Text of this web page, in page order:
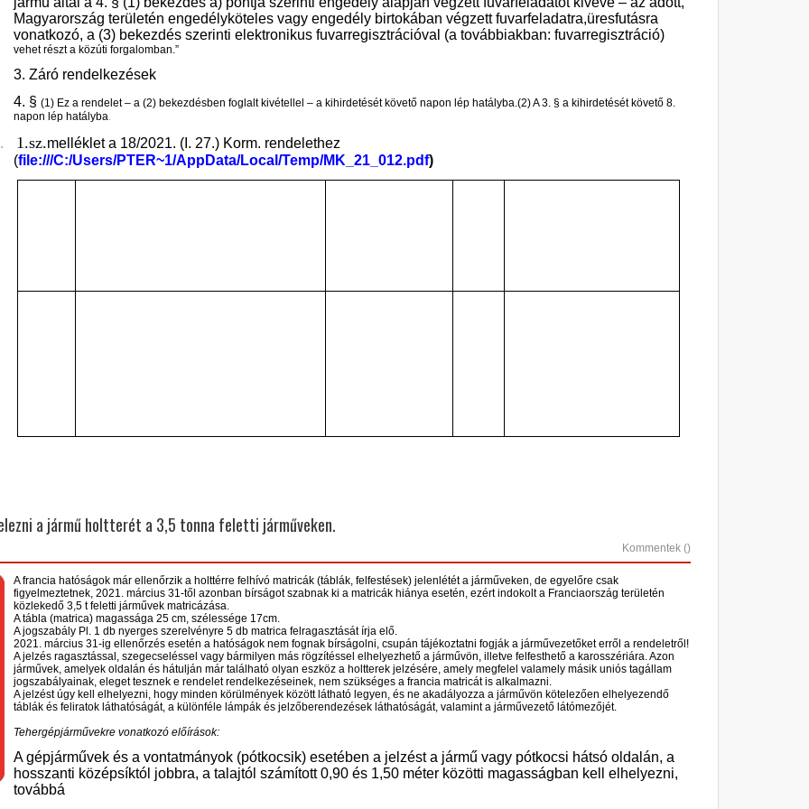
Magyarország területén engedélyköteles vagy engedély birtokában végzett fuvarfeladatra,üresfutásra
vonatkozó, a (3) bekezdés szerinti elektronikus fuvarregisztrációval (a továbbiakban: fuvarregisztráció)
vehet részt a közúti forgalomban.”
3. Záró rendelkezések
4. § (1) Ez a rendelet – a (2) bekezdésben foglalt kivétellel – a kihirdetését követő napon lép hatályba.(2)A 3. § a kihirdetését követő 8.
napon lép hatályba.
1.sz.melléklet a 18/2021. (I. 27.) Korm. rendelethez
(file:///C:/Users/PTER~1/AppData/Local/Temp/MK_21_012.pdf)
a jármű holtterét a 3,5 tonna feletti járműveken.
Kommentek ()
A francia hatóságok már ellenőrzik a holttérre felhívó matricák (táblák, felfestések) jelenlétét a járműveken, de egyelőre csak
figyelmeztetnek, 2021. március 31-től azonban bírságot szabnak ki a matricák hiánya esetén, ezért indokolt a Franciaország területén
közlekedő 3,5 t feletti járművek matricázása.
A tábla (matrica) magassága 25 cm, szélessége 17cm.
A jogszabály Pl. 1 db nyerges szerelvényre 5 db matrica felragasztását írja elő.
2021. március 31-ig ellenőrzés esetén a hatóságok nem fognak bírságolni, csupán tájékoztatni fogják a járművezetőket erről a rendeletről!
A jelzés ragasztással, szegecseléssel vagy bármilyen más rögzítéssel elhelyezhető a járművön, illetve felfesthető a karosszériára. Azon
járművek, amelyek oldalán és hátulján már található olyan eszköz a holtterek jelzésére, amely megfelel valamely másik uniós tagállam
jogszabályainak, eleget tesznek e rendelet rendelkezéseinek, nem szükséges a francia matricát is alkalmazni.
A jelzést úgy kell elhelyezni, hogy minden körülmények között látható legyen, és ne akadályozza a járművön kötelezően elhelyezendő
táblák és feliratok láthatóságát, a különféle lámpák és jelzőberendezések láthatóságát, valamint a járművezető látómezőjét.
Tehergépjárművekre vonatkozó előírások:
A gépjárművek és a vontatmányok (pótkocsik) esetében a jelzésta jármű vagy pótkocsi hátsó oldalán, a
hosszanti középsíktól jobbra, a talajtól számított 0,90 és 1,50 méter közötti magasságban kell elhelyezni,
továbbá